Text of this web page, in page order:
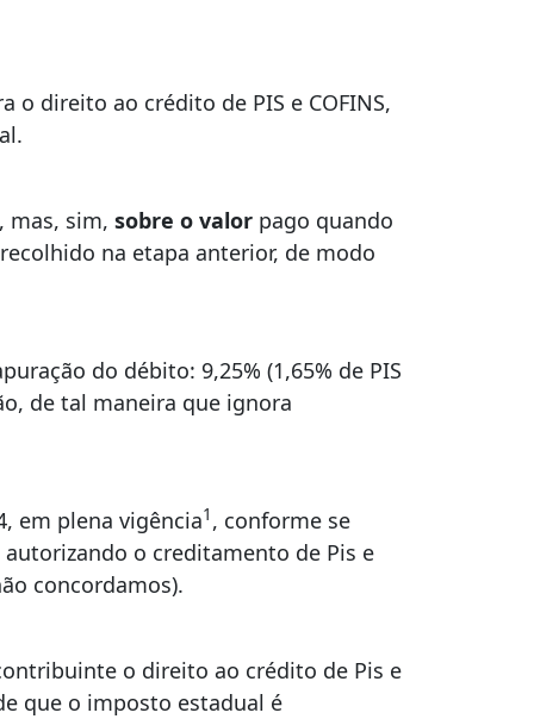
direito ao crédito de PIS e COFINS,
mas, sim, sobre o valor pago quando
na etapa anterior, de modo
do débito: 9,25% (1,65% de PIS
de tal maneira que ignora
em plena vigência1 , conforme se
o creditamento de Pis e
concordamos).
o direito ao crédito de Pis e
que o imposto estadual é